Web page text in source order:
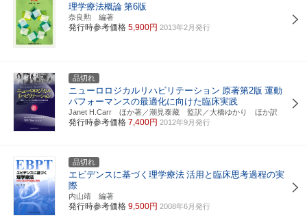
理学療法概論 第6版
奈良勲 編著
発行時参考価格 5,900円 2013年2月発行
品切れ
ニューロロジカルリハビリテーション 原著第2版 運動
パフォーマンスの最適化に向けた臨床実践
Janet H.Carr ほか著／潮見泰藏 監訳／大橋ゆかり ほか訳
発行時参考価格 7,400円 2012年9月発行
品切れ
エビデンスに基づく理学療法 活用と臨床思考過程の実
際
内山靖 編著
発行時参考価格 9,500円 2008年6月発行